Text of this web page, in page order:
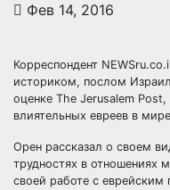
Фев 14, 2016
Корреспондент
историком, послом
оценке The Jerusalem
влиятельных евреев в
Орен рассказал о своем
трудностях в отношениях
своей работе с